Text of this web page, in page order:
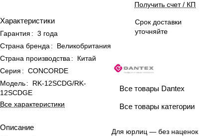
Характеристики
Гарантия : 3 года
Страна бренда :
Великобритания
Страна производства :
Китай
Серия : CONCORDE
Модель:
RK-12SCDG/RK-
12SCDGE
Все характеристики
Описание
Получить счет / КП
Срок доставки
уточняйте
Все товары Dantex
Все товары категории
Для юрлиц — без наценок